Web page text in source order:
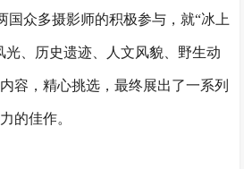
国众多摄影师的积极参与，就“冰上
光、历史遗迹、人文风貌、野生动
容，精心挑选，最终展出了一系列
的佳作。